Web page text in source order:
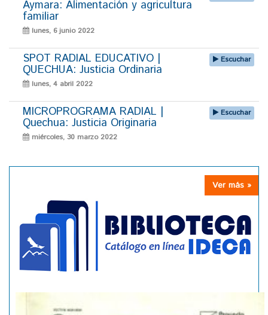
Aymara: Alimentación y agricultura
familiar
lunes, 6 junio 2022
SPOT RADIAL EDUCATIVO |
QUECHUA: Justicia Ordinaria
lunes, 4 abril 2022
Escuchar
MICROPROGRAMA RADIAL |
Quechua: Justicia Originaria
miércoles, 30 marzo 2022
Escuchar
Ver más »